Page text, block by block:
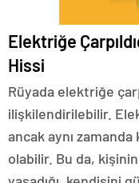
Elektriğe
Hissi
Rüyada elektriğe
ilişkilendirilebilir.
ancak aynı zamanda
olabilir. Bu da,